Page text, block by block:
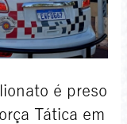
é preso
Tática em